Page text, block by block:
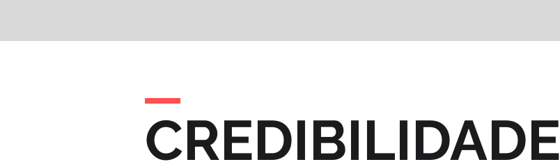
CREDIBILIDADE